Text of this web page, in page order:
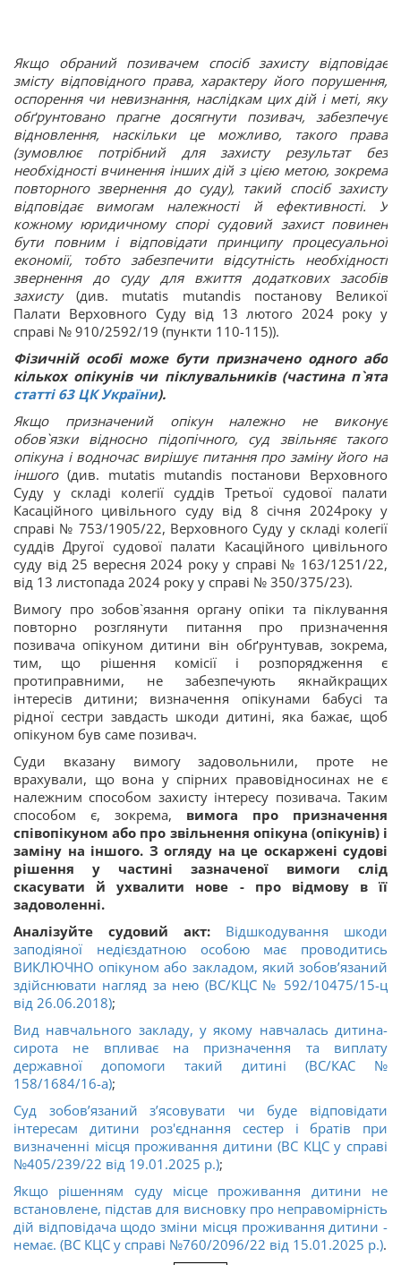
Якщо обраний позивачем спосіб захисту відповідає
змісту відповідного права, характеру його порушення,
оспорення чи невизнання, наслідкам цих дій і меті, яку
обґрунтовано прагне досягнути позивач, забезпечує
відновлення, наскільки це можливо, такого права
(зумовлює потрібний для захисту результат без
необхідності вчинення інших дій з цією метою, зокрема
повторного звернення до суду), такий спосіб захисту
відповідає вимогам належності й ефективності. У
кожному юридичному спорі судовий захист повинен
бути повним і відповідати принципу процесуальної
економії, тобто забезпечити відсутність необхідності
звернення до суду для вжиття додаткових засобів
захисту(див. mutatis mutandis постанову Великої
Палати Верховного Суду від 13 лютого 2024 року у
справі № 910/2592/19 (пункти 110-115)).
Фізичній особі може бути призначено одного або
кількох опікунів чи піклувальників (частина п`ята
статті 63 ЦК України).
Якщо призначений опікун належно не виконує
обов`язки відносно підопічного, суд звільняє такого
опікуна і водночас вирішує питання про заміну його на
іншого(див. mutatis mutandis постанови Верховного
Суду у складі колегії суддів Третьої судової палати
Касаційного цивільного суду від 8 січня 2024року у
справі № 753/1905/22, Верховного Суду у складі колегії
суддів Другої судової палати Касаційного цивільного
суду від 25 вересня 2024 року у справі № 163/1251/22,
від 13 листопада 2024 року у справі № 350/375/23).
Вимогу про зобов`язання органу опіки та піклування
повторно розглянути питання про призначення
позивача опікуном дитини він обґрунтував, зокрема,
тим, що рішення комісії і розпорядження є
протиправними, не забезпечують якнайкращих
інтересів дитини; визначення опікунами бабусі та
рідної сестри завдасть шкоди дитині, яка бажає, щоб
опікуном був саме позивач.
Суди вказану вимогу задовольнили, проте не
врахували, що вона у спірних правовідносинах не є
належним способом захисту інтересу позивача. Таким
способом є, зокрема, вимога про призначення
співопікуном або про звільнення опікуна (опікунів) і
заміну на іншого. З огляду на це оскаржені судові
рішення у частині зазначеної вимоги слід
скасувати й ухвалити нове - про відмову в її
задоволенні.
Аналізуйте судовий акт: Відшкодування шкоди
заподіяної недієздатною особою має проводитись
ВИКЛЮЧНО опікуном або закладом, який зобов’язаний
здійснювати нагляд за нею (ВС/КЦС № 592/10475/15-ц
від 26.06.2018);
Вид навчального закладу, у якому навчалась дитина-
сирота не впливає на призначення та виплату
державної допомоги такий дитині (ВС/КАС №
158/1684/16-а);
Суд зобов’язаний зʼясовувати чи буде відповідати
інтересам дитини роз'єднання сестер і братів при
визначенні місця проживання дитини (ВС КЦС у справі
№405/239/22 від 19.01.2025 р.);
Якщо рішенням суду місце проживання дитини не
встановлене, підстав для висновку про неправомірність
дій відповідача щодо зміни місця проживання дитини -
немає. (ВС КЦС у справі №760/2096/22 від 15.01.2025 р.).